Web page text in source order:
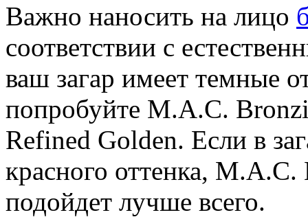
Важно наносить на лицо
соответствии с
ваш загар имеет темные
попробуйте M.A.C.
Refined Golden. Если в
красного оттенка,
подойдет лучше всего.